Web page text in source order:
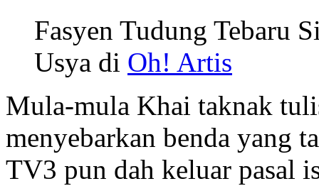
Fasyen Tudung Tebaru
Usya di Oh! Artis
Mula-mula Khai taknak
menyebarkan benda yang
TV3 pun dah keluar pasal